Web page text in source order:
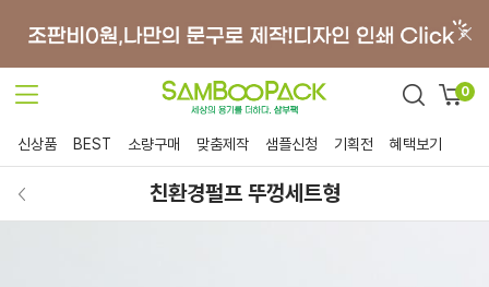
0
신상품 BEST 소량구매 맞춤제작 샘플신청 기획전 혜택보기
친환경펄프 뚜껑세트형